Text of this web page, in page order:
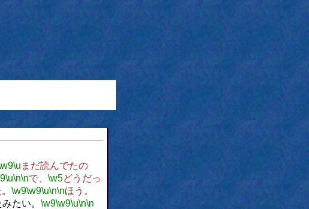
\u まだ読んでたの
\u\n\nで、 \w5どうだっ
\w9\w9\u\n\nほう。
たい。 \w9\w9\u\n\n